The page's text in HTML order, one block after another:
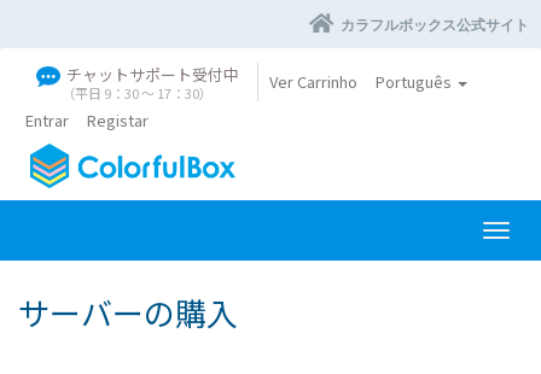
カラフルボックス公式サイト
チャットサポート受付中
（平日 9：30 〜 17：30）
Ver Carrinho
Português
Entrar
Registar
A
l
サーバーの購入